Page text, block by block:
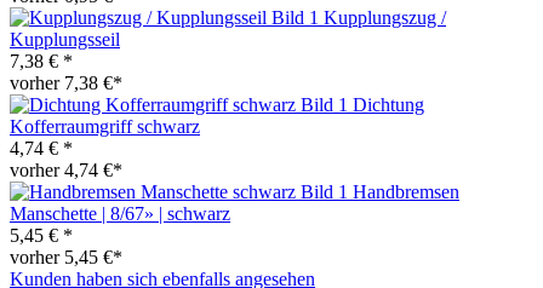
Kupplungszug /
Kupplungsseil
7,38 € *
vorher 7,38 €*
Dichtung
Kofferraumgriff schwarz
4,74 € *
vorher 4,74 €*
Handbremsen
Manschette | 8/67» | schwarz
5,45 € *
vorher 5,45 €*
Kunden haben sich ebenfalls angesehen